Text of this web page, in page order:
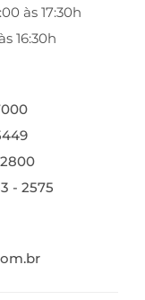
às 17:30h
16:30h
2800
- 2575